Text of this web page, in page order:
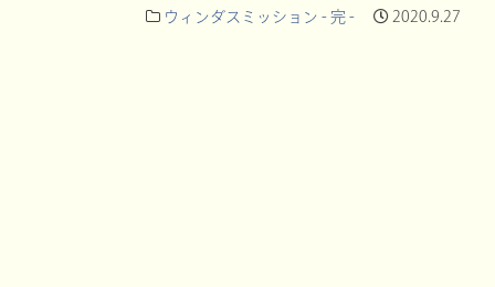
ウィンダスミッション - 完 - 2020.9.27